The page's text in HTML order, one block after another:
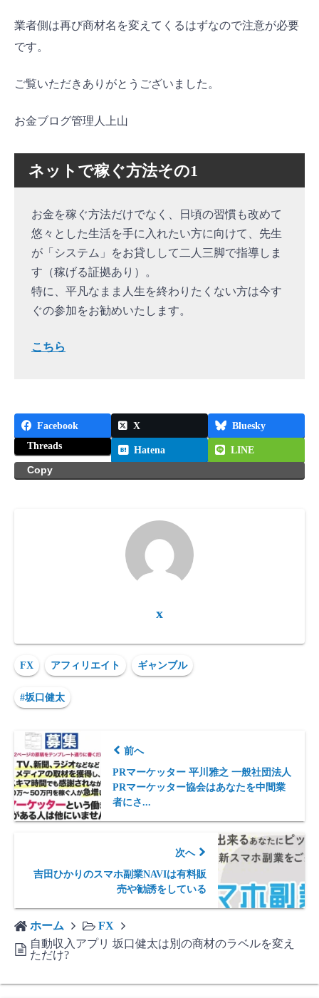
業者側は再び商材名を変えてくるはずなので注意が必要
です。
ご覧いただきありがとうございました。
お金ブログ管理人上山
ネットで稼ぐ方法その1
お金を稼ぐ方法だけでなく、日頃の習慣も改めて
悠々とした生活を手に入れたい方に向けて、先生
が「システム」をお貸しして二人三脚で指導しま
す（稼げる証拠あり）。
特に、平凡なまま人生を終わりたくない方は今す
ぐの参加をお勧めいたします。
こちら
Facebook X
Bluesky
Threads
Hatena
LINE
Copy
x
FX アフィリエイト ギャンブル
#坂口健太
前へ
PRマーケッター 平川雅之 一般社団法人
PRマーケッター協会はあなたを中間業
者にさ...
次へ
吉田ひかりのスマホ副業NAVIは有料販
売や勧誘をしている
ホーム
FX
自動収入アプリ 坂口健太は別の商材のラベルを変え
ただけ?